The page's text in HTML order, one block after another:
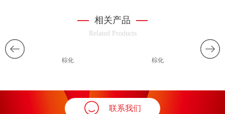
相关产品
Related Products
棕化 棕化
联系我们